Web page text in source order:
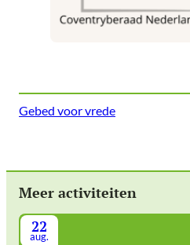
Gebed voor vrede
Meer activiteiten
22
aug.